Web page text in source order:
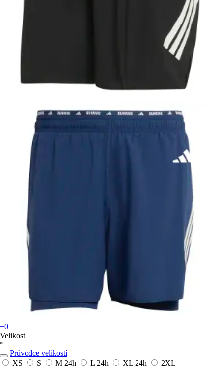
+0
Velikost
*
Průvodce velikostí
XS
S M 24h L 24h XL 24h 2XL